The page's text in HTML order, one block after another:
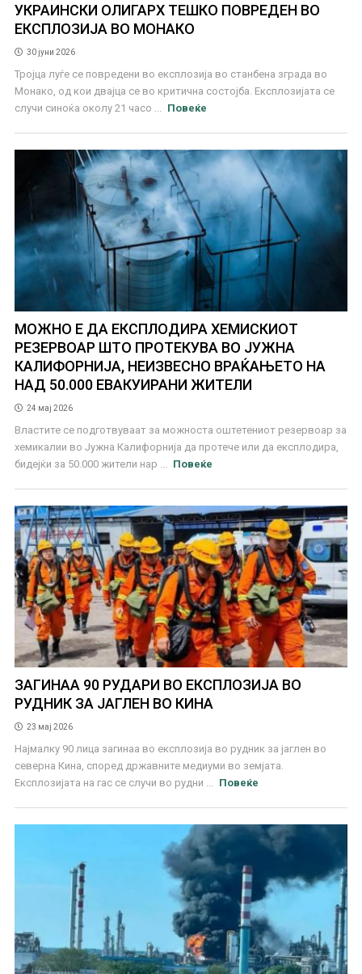
УКРАИНСКИ ОЛИГАРХ ТЕШКО ПОВРЕДЕН ВО
ЕКСПЛОЗИЈА ВО МОНАКО
30 јуни 2026
Тројца луѓе се повредени во експлозија во станбена зграда во
Монако, од кои двајца се во критична состојба. Експлозијата се
случи синоќа околу 21 часо ...
Повеќе
МОЖНО Е ДА ЕКСПЛОДИРА ХЕМИСКИОТ
РЕЗЕРВОАР ШТО ПРОТЕКУВА ВО ЈУЖНА
КАЛИФОРНИЈА, НЕИЗВЕСНО ВРАЌАЊЕТО НА
НАД 50.000 ЕВАКУИРАНИ ЖИТЕЛИ
24 мај 2026
Властите се подготвуваат за можноста оштетениот резервоар за
хемикалии во Јужна Калифорнија да протече или да експлодира,
бидејќи за 50.000 жители нар ...
Повеќе
ЗАГИНАА 90 РУДАРИ ВО ЕКСПЛОЗИЈА ВО
РУДНИК ЗА ЈАГЛЕН ВО КИНА
23 мај 2026
Најмалку 90 лица загинаа во експлозија во рудник за јаглен во
северна Кина, според државните медиуми во земјата.
Експлозијата на гас се случи во рудни ...
Повеќе